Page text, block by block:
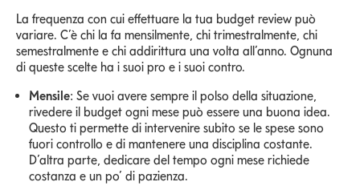
La frequenza con cui effettuare la tua budget review può
variare. C’è chi la fa mensilmente, chi trimestralmente, chi
semestralmente e chi addirittura una volta all’anno. Ognuna
di queste scelte ha i suoi pro e i suoi contro.
Mensile: Se vuoi avere sempre il polso della situazione,
rivedere il budget ogni mese può essere una buona idea.
Questo ti permette di intervenire subito se le spese sono
fuori controllo e di mantenere una disciplina costante.
D’altra parte, dedicare del tempo ogni mese richiede
costanza e un po’ di pazienza.